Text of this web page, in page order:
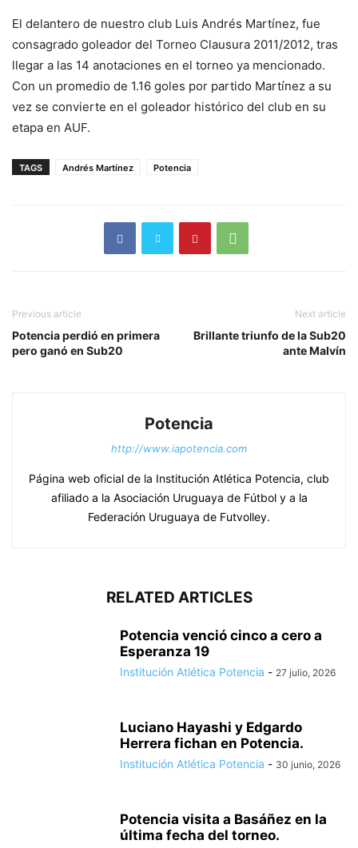
El delantero de nuestro club Luis Andrés Martínez, fue
consagrado goleador del Torneo Clausura 2011/2012, tras
llegar a las 14 anotaciones en el torneo ya mencionado.
Con un promedio de 1.16 goles por partido Martínez a su
vez se convierte en el goleador histórico del club en su
etapa en AUF.
TAGS Andrés Martínez Potencia
Previous article
Potencia perdió en primera
pero ganó en Sub20
Next article
Brillante triunfo de la Sub20
ante Malvín
Potencia
http://www.iapotencia.com
Página web oficial de la Institución Atlética Potencia, club
afiliado a la Asociación Uruguaya de Fútbol y a la
Federación Uruguaya de Futvolley.
RELATED ARTICLES
Potencia venció cinco a cero a
Esperanza 19
Institución Atlética Potencia - 27 julio, 2026
Luciano Hayashi y Edgardo
Herrera fichan en Potencia.
Institución Atlética Potencia - 30 junio, 2026
Potencia visita a Basáñez en la
última fecha del torneo.